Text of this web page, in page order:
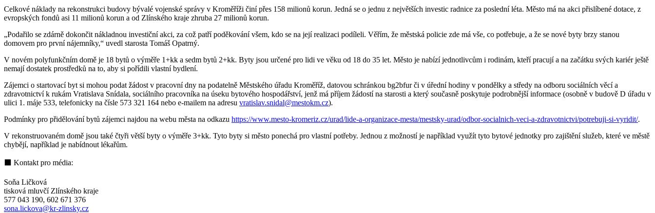
Celkové náklady na rekonstrukci budovy bývalé vojenské správy v Kroměříži činí přes 158 milionů korun. Jedná se o jednu z největších investic radnice za poslední léta. Město má na akci přislíbené dotace, z
evropských fondů asi 11 milionů korun a od Zlínského kraje zhruba 27 milionů korun.
„Podařilo se zdárně dokončit nákladnou investiční akci, za což patří poděkování všem, kdo se na její realizaci podíleli. Věřím, že městská policie zde má vše, co potřebuje, a že se nové byty brzy stanou
domovem pro první nájemníky,“ uvedl starosta Tomáš Opatrný.
V novém polyfunkčním domě je 18 bytů o výměře 1+kk a sedm bytů 2+kk. Byty jsou určené pro lidi ve věku od 18 do 35 let. Město je nabízí jednotlivcům i rodinám, kteří pracují a na začátku svých kariér ještě
nemají dostatek prostředků na to, aby si pořídili vlastní bydlení.
Zájemci o startovací byt si mohou podat žádost v pracovní dny na podatelně Městského úřadu Kroměříž, datovou schránkou bg2bfur či v úřední hodiny v pondělky a středy na odboru sociálních věcí a
zdravotnictví k rukám Vratislava Snídala, sociálního pracovníka na úseku bytového hospodářství, jenž má příjem žádostí na starosti a který současně poskytuje podrobnější informace (osobně v budově D úřadu v
ulici 1. máje 533, telefonicky na čísle 573 321 164 nebo e-mailem na adresu vratislav.snidal@mestokm.cz).
Podmínky pro přidělování bytů zájemci najdou na webu města na odkazu https://www.mesto-kromeriz.cz/urad/lide-a-organizace-mesta/mestsky-urad/odbor-socialnich-veci-a-zdravotnictvi/potrebuji-si-vyridit/.
V rekonstruovaném domě jsou také čtyři větší byty o výměře 3+kk. Tyto byty si město ponechá pro vlastní potřeby. Jednou z možností je například využít tyto bytové jednotky pro zajištění služeb, které ve městě
chybějí, například je nabídnout lékařům.
⬛ Kontakt pro média:
Soňa Ličková
tisková mluvčí Zlínského kraje
577 043 190, 602 671 376
sona.lickova@kr-zlinsky.cz